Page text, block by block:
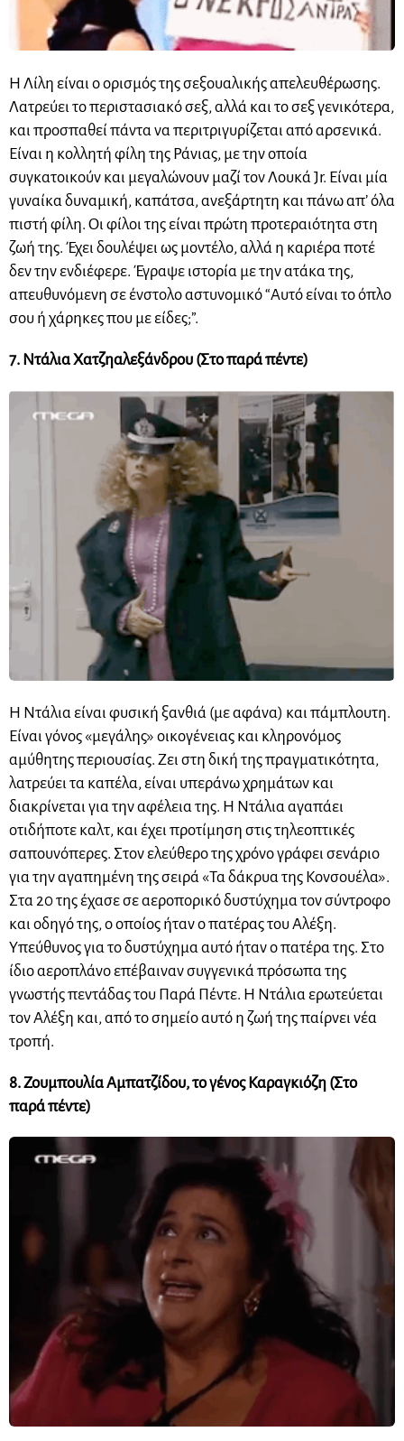
Η Λίλη είναι ο ορισμός της σεξουαλικής απελευθέρωσης.
Λατρεύει το περιστασιακό σεξ, αλλά και το σεξ γενικότερα,
και προσπαθεί πάντα να περιτριγυρίζεται από αρσενικά.
Είναι η κολλητή φίλη της Ράνιας, με την οποία
συγκατοικούν και μεγαλώνουν μαζί τον Λουκά Jr. Είναι μία
γυναίκα δυναμική, καπάτσα, ανεξάρτητη και πάνω απ’ όλα
πιστή φίλη. Οι φίλοι της είναι πρώτη προτεραιότητα στη
ζωή της. Έχει δουλέψει ως μοντέλο, αλλά η καριέρα ποτέ
δεν την ενδιέφερε. Έγραψε ιστορία με την ατάκα της,
απευθυνόμενη σε ένστολο αστυνομικό “Αυτό είναι το όπλο
σου ή χάρηκες που με είδες;”.
7. Ντάλια Χατζηαλεξάνδρου (Στο παρά πέντε)
Η Ντάλια είναι φυσική ξανθιά (με αφάνα) και πάμπλουτη.
Είναι γόνος «μεγάλης» οικογένειας και κληρονόμος
αμύθητης περιουσίας. Ζει στη δική της πραγματικότητα,
λατρεύει τα καπέλα, είναι υπεράνω χρημάτων και
διακρίνεται για την αφέλεια της. Η Ντάλια αγαπάει
οτιδήποτε καλτ, και έχει προτίμηση στις τηλεoπτικές
σαπουνόπερες. Στον ελεύθερο της χρόνο γράφει σενάριο
για την αγαπημένη της σειρά «Τα δάκρυα της Κονσουέλα».
Στα 20 της έχασε σε αεροπορικό δυστύχημα τον σύντροφο
και οδηγό της, ο οποίος ήταν ο πατέρας του Αλέξη.
Υπεύθυνος για το δυστύχημα αυτό ήταν ο πατέρα της. Στο
ίδιο αεροπλάνο επέβαιναν συγγενικά πρόσωπα της
γνωστής πεντάδας του Παρά Πέντε. Η Ντάλια ερωτεύεται
τον Αλέξη και, από το σημείο αυτό η ζωή της παίρνει νέα
τροπή.
8. Ζουμπουλία Αμπατζίδου, το γένος Καραγκιόζη (Στο
παρά πέντε)